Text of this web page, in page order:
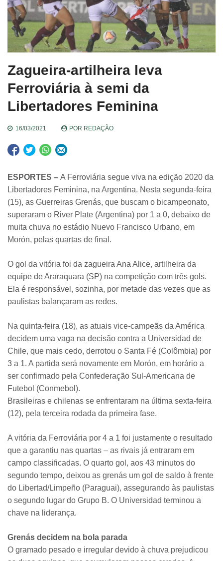
Zagueira-artilheira leva
Ferroviária à semi da
Libertadores Feminina
16/03/2021 POR REDAÇÃO
ESPORTES – A Ferroviária segue viva na edição 2020 da
Libertadores Feminina, na Argentina. Nesta segunda-feira
(15), as Guerreiras Grenás, que buscam o bicampeonato,
superaram o River Plate (Argentina) por 1 a 0, debaixo de
muita chuva no estádio Nuevo Francisco Urbano, em
Morón, pelas quartas de final.
O gol da vitória foi da zagueira Ana Alice, artilheira da
equipe de Araraquara (SP) na competição com três gols.
Ela é responsável, sozinha, por metade das vezes que as
paulistas balançaram as redes.
Na quinta-feira (18), as atuais vice-campeãs da América
decidem uma vaga na decisão contra a Universidad de
Chile, que mais cedo, derrotou o Santa Fé (Colômbia) por
3 a 1. A partida será novamente em Morón, em horário a
ser confirmado pela Confederação Sul-Americana de
Futebol (Conmebol).
Brasileiras e chilenas se enfrentaram na última sexta-feira
(12), pela terceira rodada da primeira fase.
A vitória da Ferroviária por 4 a 1 foi justamente o resultado
que a garantiu nas quartas – as rivais já entraram em
campo classificadas. O quarto gol, aos 43 minutos do
segundo tempo, deixou as grenás um gol de saldo à frente
do Libertad/Limpeño (Paraguai), assegurando às paulistas
o segundo lugar do Grupo B. O Universidad terminou a
chave na liderança.
Grenás decidem na bola parada
O gramado pesado e irregular devido à chuva prejudicou